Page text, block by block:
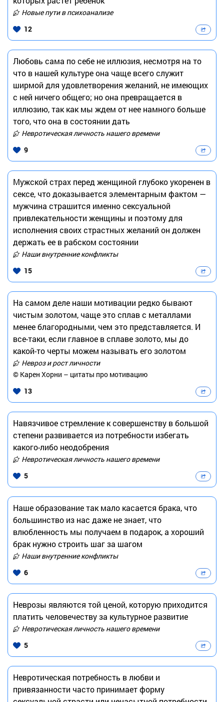
Новые пути в психоанализе
12
Любовь сама по себе не иллюзия, несмотря на то
что в нашей культуре она чаще всего служит
ширмой для удовлетворения желаний, не имеющих
с ней ничего общего; но она превращается в
иллюзию, так как мы ждем от нее намного больше
того, что она в состоянии дать
Невротическая личность нашего времени
9
Мужской страх перед женщиной глубоко укоренен в
сексе, что доказывается элементарным фактом —
мужчина страшится именно сексуальной
привлекательности женщины и поэтому для
исполнения своих страстных желаний он должен
держать ее в рабском состоянии
Наши внутренние конфликты
15
На самом деле наши мотивации редко бывают
чистым золотом, чаще это сплав с металлами
менее благородными, чем это представляется. И
все-таки, если главное в сплаве золото, мы до
какой-то черты можем называть его золотом
Невроз и рост личности
© Карен Хорни – цитаты про мотивацию
13
Навязчивое стремление к совершенству в большой
степени развивается из потребности избегать
какого-либо неодобрения
Невротическая личность нашего времени
5
Наше образование так мало касается брака, что
большинство из нас даже не знает, что
влюбленность мы получаем в подарок, а хороший
брак нужно строить шаг за шагом
Наши внутренние конфликты
6
Неврозы являются той ценой, которую приходится
платить человечеству за культурное развитие
Невротическая личность нашего времени
5
Невротическая потребность в любви и
привязанности часто принимает форму